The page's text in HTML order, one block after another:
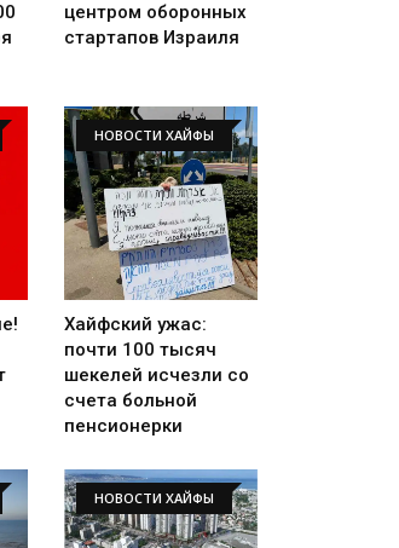
центром оборонных
стартапов Израиля
НОВОСТИ ХАЙФЫ
Хайфский ужас:
почти 100 тысяч
шекелей исчезли со
счета больной
пенсионерки
НОВОСТИ ХАЙФЫ